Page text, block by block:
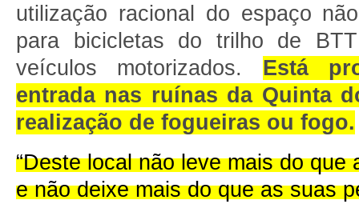
utilização racional do espaço
para bicicletas do trilho de
veículos motorizados. Está
entrada nas ruínas da Quinta
realização de fogueiras ou fogo.
“Deste local não leve mais do que
e não deixe mais do que as suas